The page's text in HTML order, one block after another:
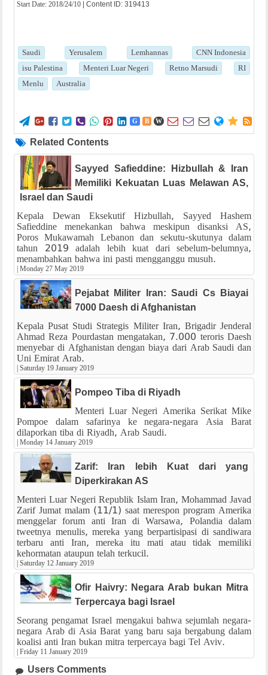
Start Date: 2018/24/10 | Content ID: 319413
Saudi Yerusalem Lemhannas
CNN Indonesia
isu Palestina
Menteri Luar Negeri Retno Marsudi
RI
Menlu
Australia
        G B W      
Related Contents
Sayyed Safieddine: Hizbullah & Iran
Memiliki Kekuatan Luas Melawan AS,
Israel dan Saudi
Kepala Dewan Eksekutif Hizbullah, Sayyed Hashem
Safieddine menekankan bahwa meskipun disanksi AS,
Poros Mukawamah Lebanon dan sekutu-skutunya dalam
tahun 2019 adalah lebih kuat dari sebelum-belumnya,
menambahkan bahwa ini pasti mengganggu musuh.
Monday 27 May 2019
Pejabat Militer Iran: Saudi Cs Biayai
7000 Daesh di Afghanistan
Kepala Pusat Studi Strategis Militer Iran, Brigadir Jenderal
Ahmad Reza Pourdastan mengatakan, 7.000 teroris Daesh
menyebar di Afghanistan dengan biaya dari Arab Saudi dan
Uni Emirat Arab.
Saturday 19 January 2019
Pompeo Tiba di Riyadh
Menteri Luar Negeri Amerika Serikat Mike
Pompoe dalam safarinya ke negara-negara Asia Barat
dilaporkan tiba di Riyadh, Arab Saudi.
Monday 14 January 2019
Zarif: Iran lebih Kuat dari yang
Diperkirakan AS
Menteri Luar Negeri Republik Islam Iran, Mohammad Javad
Zarif Jumat malam (11/1) saat merespon program Amerika
menggelar forum anti Iran di Warsawa, Polandia dalam
tweetnya menulis, mereka yang berpartisipasi di sandiwara
terbaru anti Iran, mereka itu mati atau tidak memiliki
kehormatan ataupun telah terkucil.
Saturday 12 January 2019
Ofir Haivry: Negara Arab bukan Mitra
Terpercaya bagi Israel
Seorang pengamat Israel mengakui bahwa sejumlah negara-
negara Arab di Asia Barat yang baru saja bergabung dalam
koalisi anti Iran bukan mitra terpercaya bagi Tel Aviv.
Friday 11 January 2019
Users Comments